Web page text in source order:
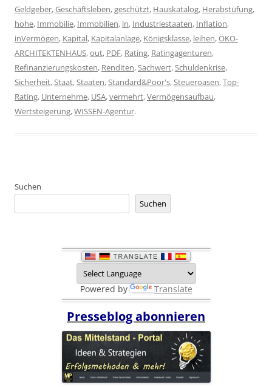
Geldgeber,Geschäftsleben,geschützt, Hauskatalog, Herabstufung,
hohe, Immobilie, Immobilien, in, Industriestaaten, Inflation,
inVermögen, Kapital, Kapitalanlage, Königsklasse, leihen,ÖKO-
ARCHITEKTENHAUS,out, PDF, Rating, Ratingagenturen,
Refinanzierungskosten, Renditen,Sachwert,Schuldenkrise,
Sicherheit,Staat,Staaten,Standard&Poor's,Steueroasen,Top-
Rating, Unternehme, USA,vermehrt,Vermögensaufbau,
Wertsteigerung,WISSEN-Agentur.
Suchen
Suchen
Powered by Translate
Presseblog abonnieren